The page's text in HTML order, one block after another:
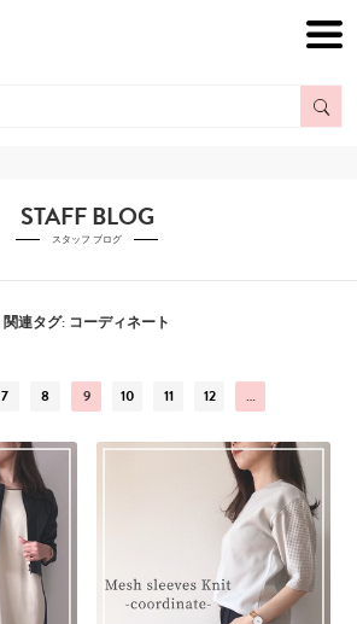
STAFF BLOG
スタッフ ブログ
関連タグ: コーディネート
7 8 9 10 11 12 …